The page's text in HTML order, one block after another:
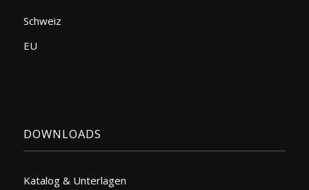
Schweiz
EU
DOWNLOADS
Katalog & Unterlagen